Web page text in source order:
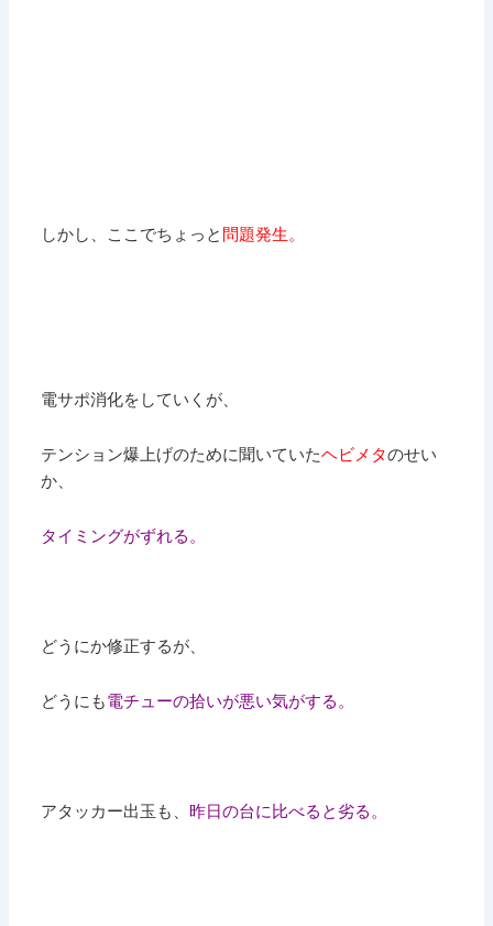
しかし、ここでちょっと 問題発生。
電サポ消化をしていくが、
テンション爆上げのために聞いていたヘビメタのせい
か、
タイミングがずれる。
どうにか修正するが、
どうにも電チューの拾いが悪い気がする。
アタッカー出玉も、昨日の台に比べると劣る。